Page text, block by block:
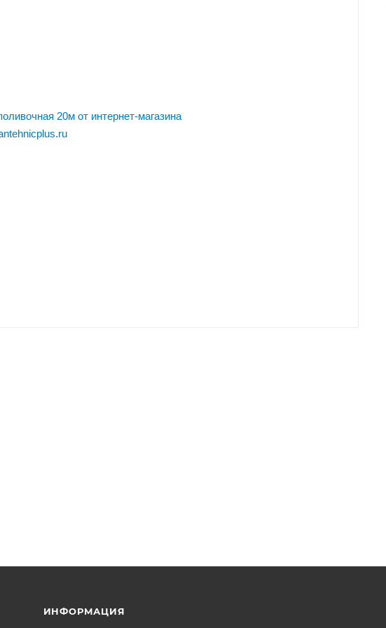
ИНФОРМАЦИЯ